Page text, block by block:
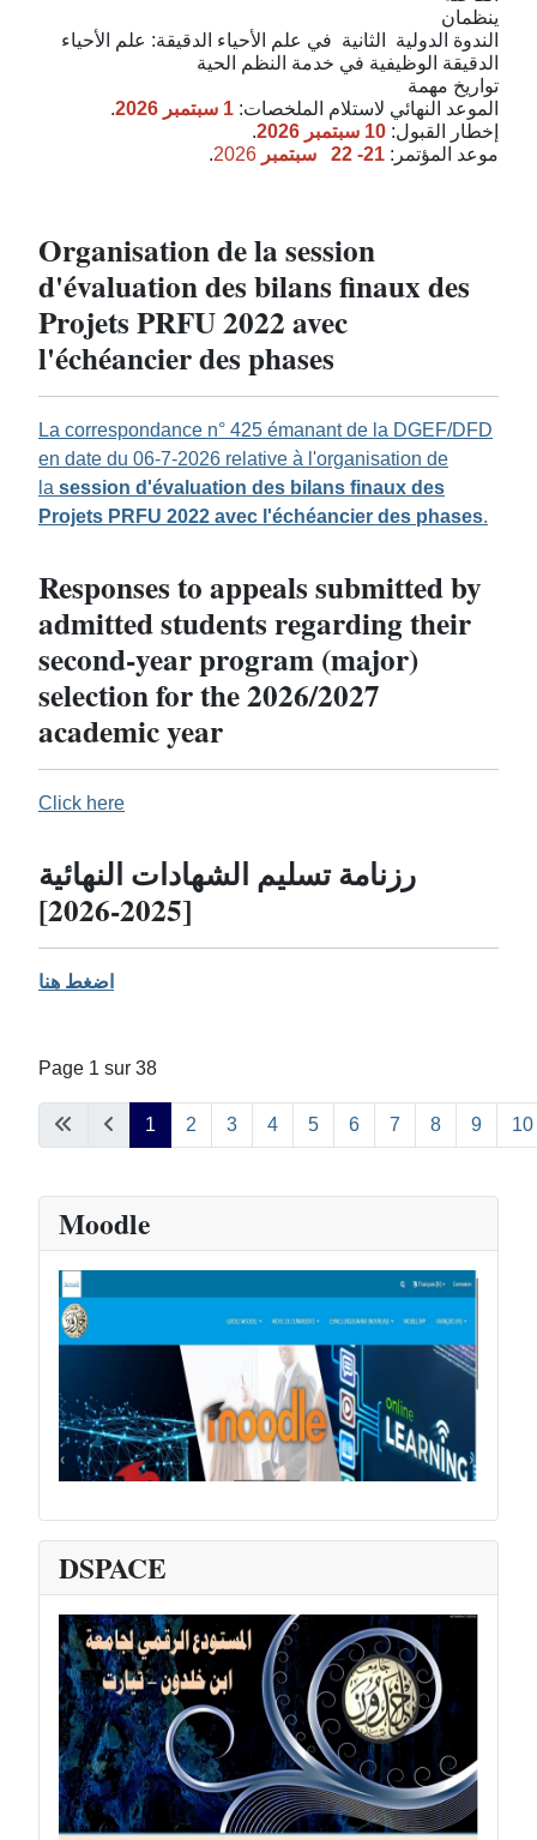
ينظمان
الندوة الدولية
الثانية في علم الأحياء الدقيقة: علم الأحياء
الدقيقة الوظيفية في خدمة النظم الحية
تواريخ مهمة
الموعد النهائي لاستلام الملخصات: 1 سبتمبر 2026
.
إخطار القبول: 10 سبتمبر 2026
.
موعد المؤتمر: 21- 22 سبتمبر 2026
.
Organisation de la session
d'évaluation des bilans finaux des
Projets PRFU 2022 avec
l'échéancier des phases
La correspondance n° 425 émanant de la DGEF/DFD
en date du 06-7-2026 relative à l'organisation de
la session d'évaluation des bilans finaux des
Projets PRFU 2022 avec l'échéancier des phases.
Responses to appeals submitted by
admitted students regarding their
second-year program (major)
selection for the 2026/2027
academic year
Click here
رزنامة تسليم الشهادات النهائية
[2025-2026]
اضغط هنا
Page 1 sur 38
1 2 3 4 5 6 7 8 9 10
Moodle
DSPACE